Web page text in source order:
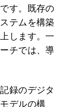
す。既存の
テムを構築
します。一
チでは、導
録のデジタ
デルの構